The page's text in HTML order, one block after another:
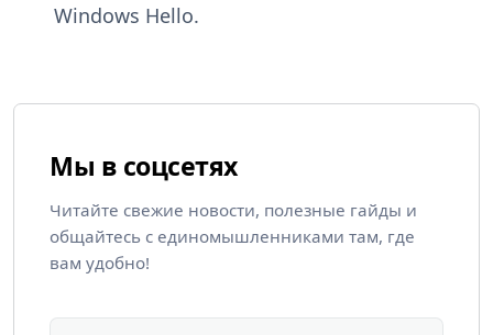
Windows Hello.
Мы в соцсетях
Читайте свежие новости, полезные гайды и
общайтесь с единомышленниками там, где
вам удобно!